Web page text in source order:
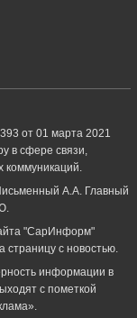
от 01 марта 2021
в сфере связи,
А.А. Главный
"СарИнформ"
страницу с новостью.
информации в
с пометкой